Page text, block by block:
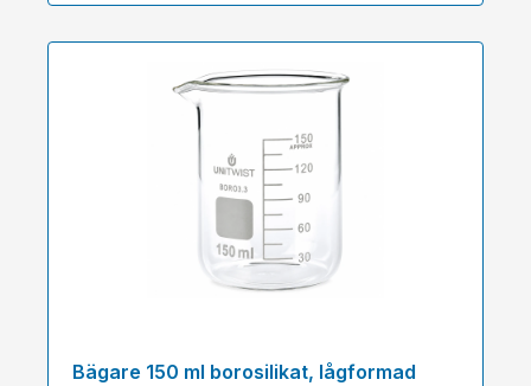
Bägare 150 ml borosilikat, lågformad